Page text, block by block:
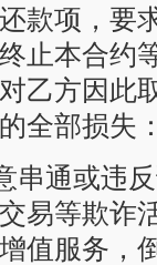
款项，要
止本合约
乙方因此
全部损失
串通或违
易等欺诈
值服务，